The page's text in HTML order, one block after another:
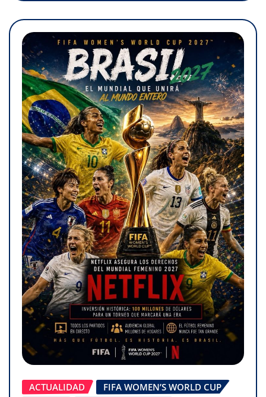
ACTUALIDAD
FIFA WOMEN’S WORLD CUP